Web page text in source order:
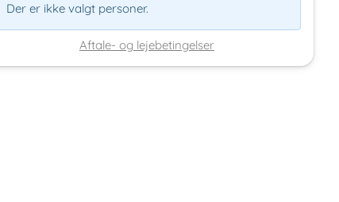
Der er ikke valgt personer.
Aftale- og lejebetingelser